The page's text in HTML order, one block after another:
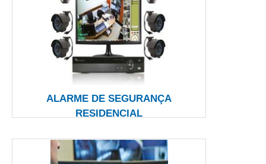
ALARME DE SEGURANÇA
RESIDENCIAL